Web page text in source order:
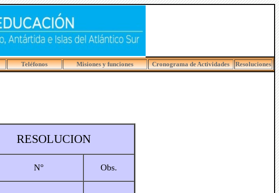
Teléfonos Misiones y funciones Cronograma de Actividades Resoluciones
RESOLUCION
N° Obs.